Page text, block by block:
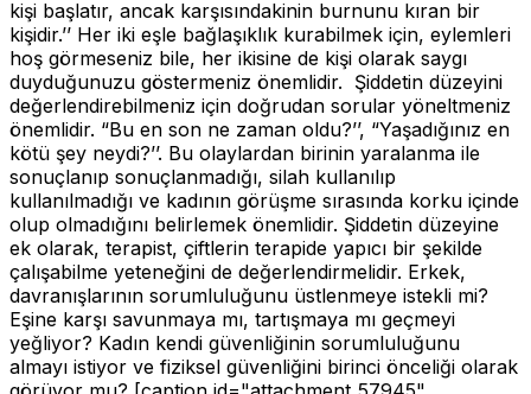
kişi başlatır, ancak karşısındakinin burnunu kıran bir
kişidir.’’ Her iki eşle bağlaşıklık kurabilmek için, eylemleri
hoş görmeseniz bile, her ikisine de kişi olarak saygı
duyduğunuzu göstermeniz önemlidir. Şiddetin düzeyini
değerlendirebilmeniz için doğrudan sorular yöneltmeniz
önemlidir. “Bu en son ne zaman oldu?’’, “Yaşadığınız en
kötü şey neydi?’’. Bu olaylardan birinin yaralanma ile
sonuçlanıp sonuçlanmadığı, silah kullanılıp
kullanılmadığı ve kadının görüşme sırasında korku içinde
olup olmadığını belirlemek önemlidir. Şiddetin düzeyine
ek olarak, terapist, çiftlerin terapide yapıcı bir şekilde
çalışabilme yeteneğini de değerlendirmelidir. Erkek,
davranışlarının sorumluluğunu üstlenmeye istekli mi?
Eşine karşı savunmaya mı, tartışmaya mı geçmeyi
yeğliyor? Kadın kendi güvenliğinin sorumluluğunu
almayı istiyor ve fiziksel güvenliğini birinci önceliği olarak